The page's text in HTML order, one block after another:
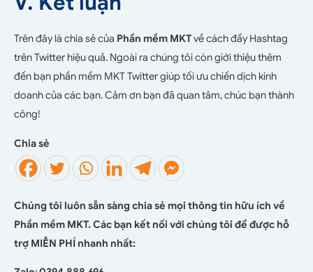
Trên đây là chia sẻ của Phần mềm MKTvề cách đẩy Hashtag
trên Twitter hiệu quả. Ngoài ra chúng tôi còn giới thiệu thêm
đến bạn phần mềm MKT Twitter giúp tối ưu chiến dịch kinh
doanh của các bạn. Cảm ơn bạn đã quan tâm, chúc bạn thành
công!
Chia sẻ
Chúng tôi luôn sẵn sàng chia sẻ mọi thông tin hữu ích về
Phần mềm MKT. Các bạn kết nối với chúng tôi để được hỗ
trợ MIỄN PHÍ nhanh nhất: